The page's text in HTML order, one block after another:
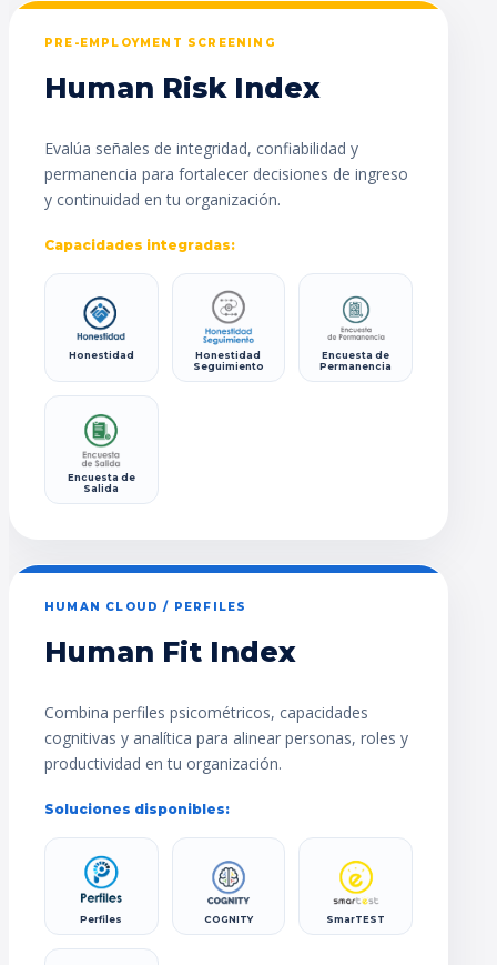
PRE-EMPLOYMENT SCREENING
Human Risk Index
Evalúa señales de integridad, confiabilidad y
permanencia para fortalecer decisiones de ingreso
y continuidad en tu organización.
Capacidades integradas:
Honestidad
Honestidad
Seguimiento
Encuesta de
Permanencia
Encuesta de
Salida
HUMAN CLOUD / PERFILES
Human Fit Index
Combina perfiles psicométricos, capacidades
cognitivas y analítica para alinear personas, roles y
productividad en tu organización.
Soluciones disponibles:
Perfiles COGNITY SmarTEST